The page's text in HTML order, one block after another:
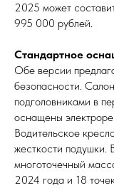
2025 может
995 000 рублей.
Стандартное
Обе версии
безопасности.
подголовниками в
оснащены
Водительское
жесткости подушки.
многоточечный
2024 года и 18